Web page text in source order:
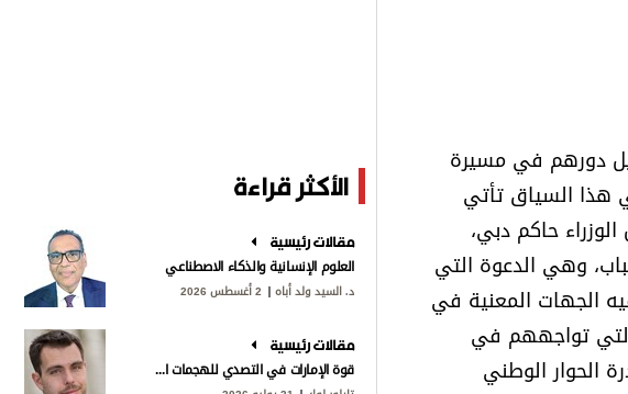
دورهم في مسيرة
هذا السياق تأتي
حاكم دبي،
وهي الدعوة التي
الجهات المعنية في
التي تواجههم في
الحوار الوطني
الأكثر قراءة
مقالات رئيسية
العلوم الإنسانية والذكاء الاصطناعي
د. السيد ولد أباه 2 أغسطس 2026
مقالات رئيسية
قوة الإمارات في التصدي للهجمات الإيرانية